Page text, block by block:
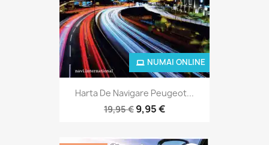
Harta De Navigare Peugeot...
19,95 € 9,95 €
NUMAI ONLINE